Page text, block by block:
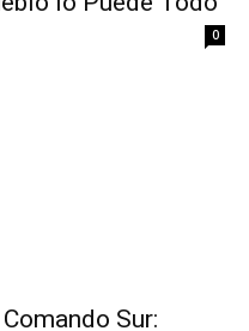
0
Sur: